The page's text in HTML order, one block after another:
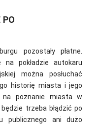
pozostały płatne.
pokładzie autokaru
można posłuchać
historię miasta i jego
na poznanie miasta w
trzeba błądzić po
publicznego ani dużo